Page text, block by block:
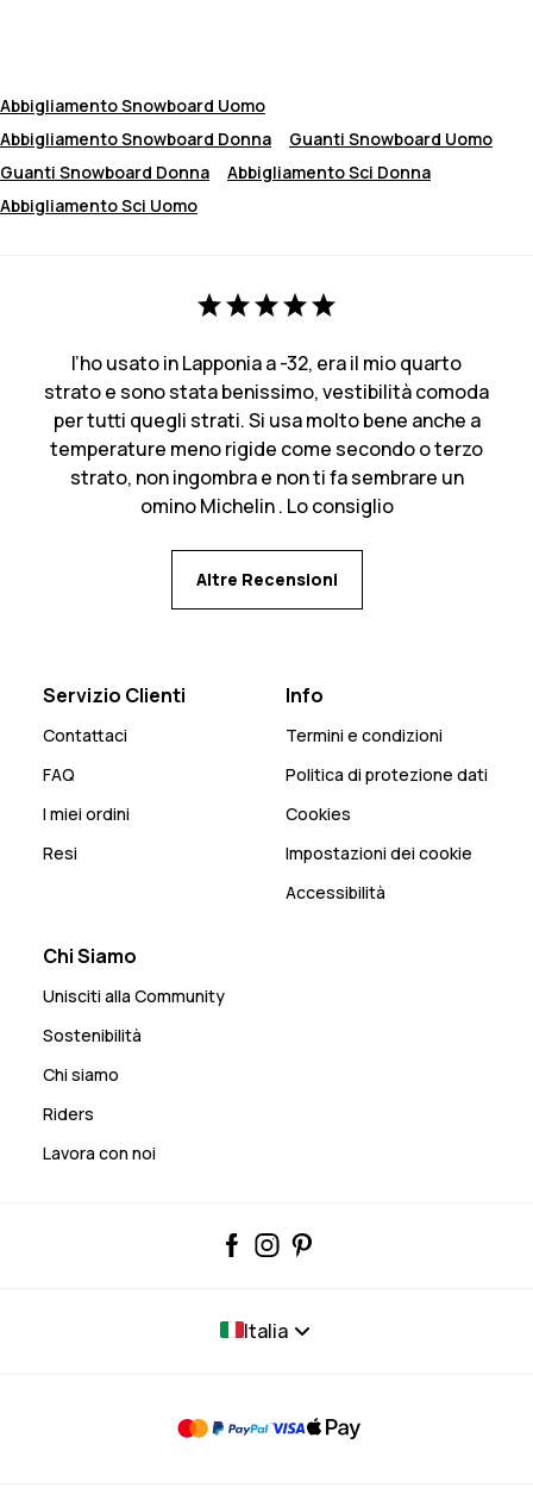
Abbigliamento Snowboard Uomo
Abbigliamento Snowboard Donna
Guanti Snowboard Uomo
Guanti Snowboard Donna
Abbigliamento Sci Donna
Abbigliamento Sci Uomo
l’ho usato in Lapponia a -32, era il mio quarto
strato e sono stata benissimo, vestibilità comoda
per tutti quegli strati. Si usa molto bene anche a
temperature meno rigide come secondo o terzo
strato, non ingombra e non ti fa sembrare un
omino Michelin . Lo consiglio
Altre Recensioni
Servizio Clienti
Contattaci
FAQ
I miei ordini
Resi
Info
Termini e condizioni
Politica di protezione dati
Cookies
Impostazioni dei cookie
Accessibilità
Chi Siamo
Unisciti alla Community
Sostenibilità
Chi siamo
Riders
Lavora con noi
Italia